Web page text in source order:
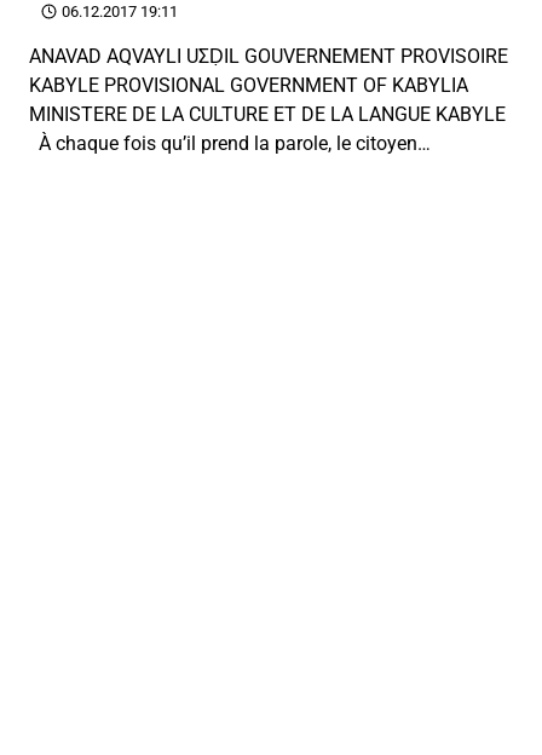
06.12.2017 19:11
ANAVAD AQVAYLI UΣḌIL GOUVERNEMENT PROVISOIRE
KABYLE PROVISIONAL GOVERNMENT OF KABYLIA
MINISTERE DE LA CULTURE ET DE LA LANGUE KABYLE
À chaque fois qu’il prend la parole, le citoyen…